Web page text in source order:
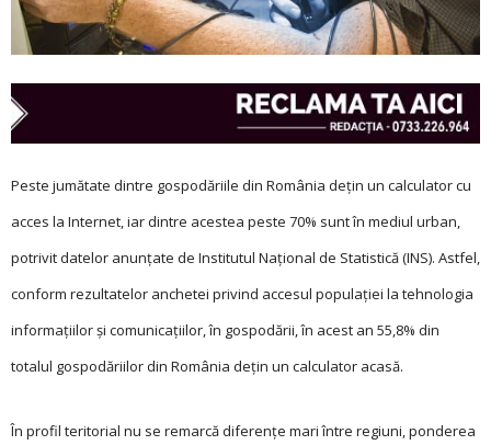
Peste jumătate dintre gospodăriile din România deţin un calculator cu
acces la Internet, iar dintre acestea peste 70% sunt în mediul urban,
potrivit datelor anunţate de Institutul Naţional de Statistică (INS). Astfel,
conform rezultatelor anchetei privind accesul populaţiei la tehnologia
informaţiilor şi comunicaţiilor, în gospodării, în acest an 55,8% din
totalul gospodăriilor din România deţin un calculator acasă.
În profil teritorial nu se remarcă diferenţe mari între regiuni, ponderea